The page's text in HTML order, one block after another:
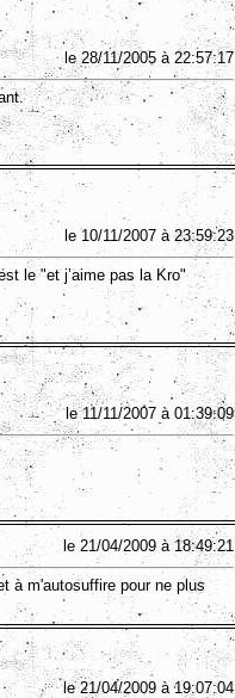
le 28/11/2005 à 22:57:17
le 10/11/2007 à 23:59:23
le "et j’aime pas la Kro"
le 11/11/2007 à 01:39:09
le 21/04/2009 à 18:49:21
à m'autosuffire pour ne plus
le 21/04/2009 à 19:07:04